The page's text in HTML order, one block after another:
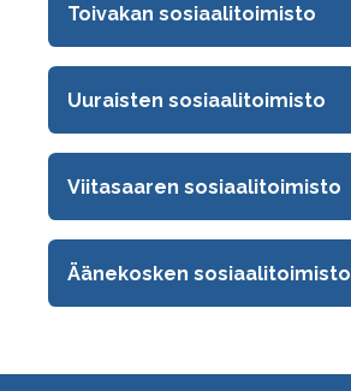
Toivakan sosiaalitoimisto
Uuraisten sosiaalitoimisto
Viitasaaren sosiaalitoimisto
Äänekosken sosiaalitoimisto